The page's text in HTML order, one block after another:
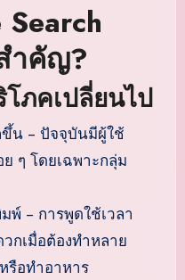
ำคัญ?
ภคเปลี่ยนไป
ขึ้น – ปัจจุบันมีผู้ใช้
ๆ โดยเฉพาะกลุ่ม
พ์ – การพูดใช้เวลา
กเมื่อต้องทำหลาย
รือทำอาหาร